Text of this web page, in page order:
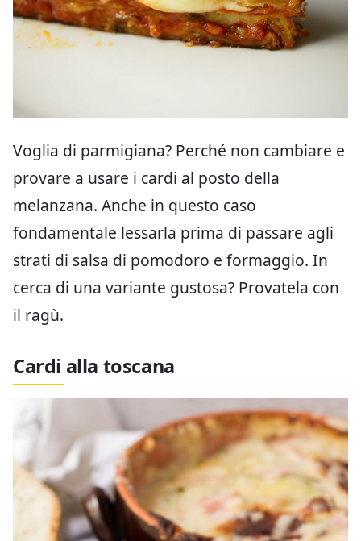
Voglia di parmigiana? Perché non cambiare e
provare a usare i cardi al posto della
melanzana. Anche in questo caso
fondamentale lessarla prima di passare agli
strati di salsa di pomodoro e formaggio. In
cerca di una variante gustosa? Provatela con
il ragù.
Cardi alla toscana